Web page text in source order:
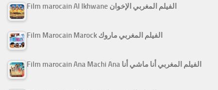
Film marocain Al Ikhwane الفيلم المغربي الإخوان
Film Marocain Marock الفيلم المغربي ماروك
Film marocain Ana Machi Ana الفيلم المغربي أنا ماشي أنا